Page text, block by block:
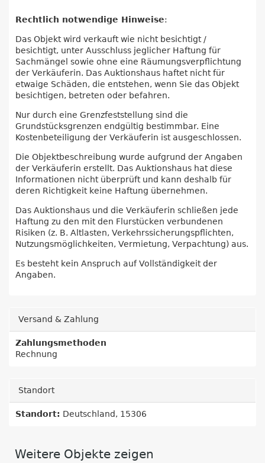
Rechtlich notwendige Hinweise:
Das Objekt wird verkauft wie nicht besichtigt /
besichtigt, unter Ausschluss jeglicher Haftung für
Sachmängel sowie ohne eine Räumungsverpflichtung
der Verkäuferin. Das Auktionshaus haftet nicht für
etwaige Schäden, die entstehen, wenn Sie das Objekt
besichtigen, betreten oder befahren.
Nur durch eine Grenzfeststellung sind die
Grundstücksgrenzen endgültig bestimmbar. Eine
Kostenbeteiligung der Verkäuferin ist ausgeschlossen.
Die Objektbeschreibung wurde aufgrund der Angaben
der Verkäuferin erstellt. Das Auktionshaus hat diese
Informationen nicht überprüft und kann deshalb für
deren Richtigkeit keine Haftung übernehmen.
Das Auktionshaus und die Verkäuferin schließen jede
Haftung zu den mit den Flurstücken verbundenen
Risiken (z. B. Altlasten, Verkehrssicherungspflichten,
Nutzungsmöglichkeiten, Vermietung, Verpachtung) aus.
Es besteht kein Anspruch auf Vollständigkeit der
Angaben.
Versand & Zahlung
Zahlungsmethoden
Rechnung
Standort
Standort: Deutschland, 15306
Weitere Objekte zeigen